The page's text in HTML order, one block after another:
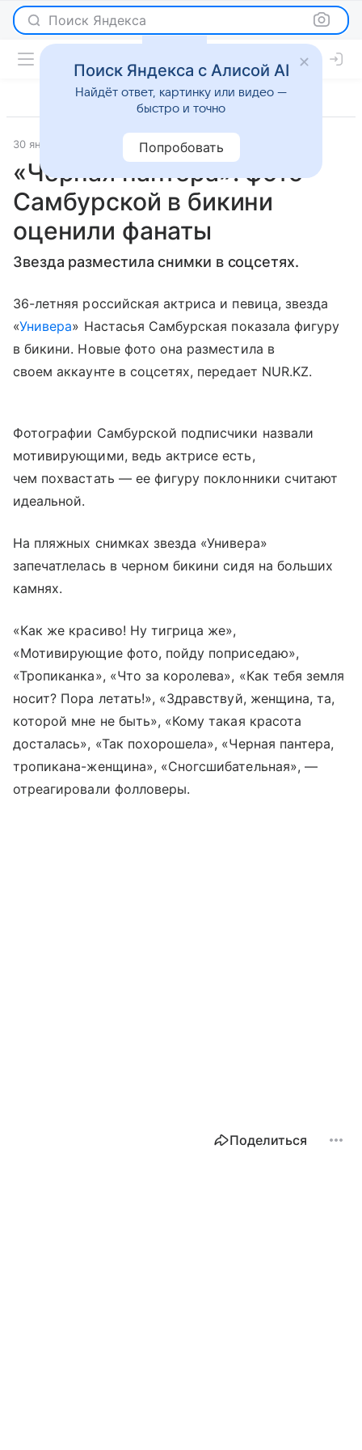
Поиск Яндекса
30 января 2024 [KZ] Nur.kz Светская жизнь
«Черная пантера»: фото
Самбурской в бикини
оценили фанаты
Звезда разместила снимки в соцсетях.
36-летняя российская актриса и певица, звезда
«Универа» Настасья Самбурская показала фигуру
в бикини. Новые фото она разместила в
своем аккаунте в соцсетях, передает NUR.KZ.
Фотографии Самбурской подписчики назвали
мотивирующими, ведь актрисе есть,
чем похвастать — ее фигуру поклонники считают
идеальной.
На пляжных снимках звезда «Универа»
запечатлелась в черном бикини сидя на больших
камнях.
«Как же красиво! Ну тигрица же»,
«Мотивирующие фото, пойду поприседаю»,
«Тропиканка», «Что за королева», «Как тебя земля
носит? Пора летать!», «Здравствуй, женщина, та,
которой мне не быть», «Кому такая красота
досталась», «Так похорошела», «Черная пантера,
тропикана-женщина», «Сногсшибательная», —
отреагировали фолловеры.
Поделиться
Поиск Яндекса с Алисой AI
Найдёт ответ, картинку или видео —
быстро и точно
Попробовать